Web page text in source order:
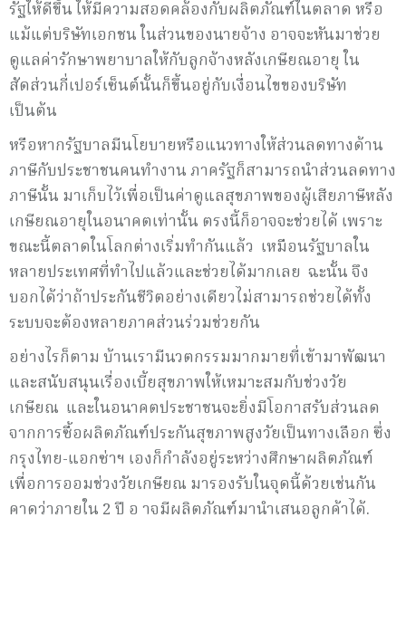
รัฐให้ดีขึ้น ให้มีความสอดคล้องกับผลิตภัณฑ์ในตลาด หรือ
แม้แต่บริษัทเอกชน ในส่วนของนายจ้าง อาจจะหันมาช่วย
ดูแลค่ารักษาพยาบาลให้กับลูกจ้างหลังเกษียณอายุ ใน
สัดส่วนกี่เปอร์เซ็นต์นั้นก็ขึ้นอยู่กับเงื่อนไขของบริษัท
เป็นต้น
หรือหากรัฐบาลมีนโยบายหรือแนวทางให้ส่วนลดทางด้าน
ภาษีกับประชาชนคนทำงาน ภาครัฐก็สามารถนำส่วนลดทาง
ภาษีนั้น มาเก็บไว้เพื่อเป็นค่าดูแลสุขภาพของผู้เสียภาษีหลัง
เกษียณอายุในอนาคตเท่านั้น ตรงนี้ก็อาจจะช่วยได้ เพราะ
ขณะนี้ตลาดในโลกต่างเริ่มทำกันแล้ว เหมือนรัฐบาลใน
หลายประเทศที่ทำไปแล้วและช่วยได้มากเลย ฉะนั้น จึง
บอกได้ว่าถ้าประกันชีวิตอย่างเดียวไม่สามารถช่วยได้ทั้ง
ระบบจะต้องหลายภาคส่วนร่วมช่วยกัน
อย่างไรก็ตาม บ้านเรามีนวตกรรมมากมายที่เข้ามาพัฒนา
และสนับสนุนเรื่องเบี้ยสุขภาพให้เหมาะสมกับช่วงวัย
เกษียณ และในอนาคตประชาชนจะยิ่งมีโอกาสรับส่วนลด
จากการซื้อผลิตภัณฑ์ประกันสุขภาพสูงวัยเป็นทางเลือก ซึ่ง
กรุงไทย-แอกซ่าฯ เองก็กำลังอยู่ระหว่างศึกษาผลิตภัณฑ์
เพื่อการออมช่วงวัยเกษียณ มารองรับในจุดนี้ด้วยเช่นกัน
คาดว่าภายใน 2 ปี อ าจมีผลิตภัณฑ์มานำเสนอลูกค้าได้.